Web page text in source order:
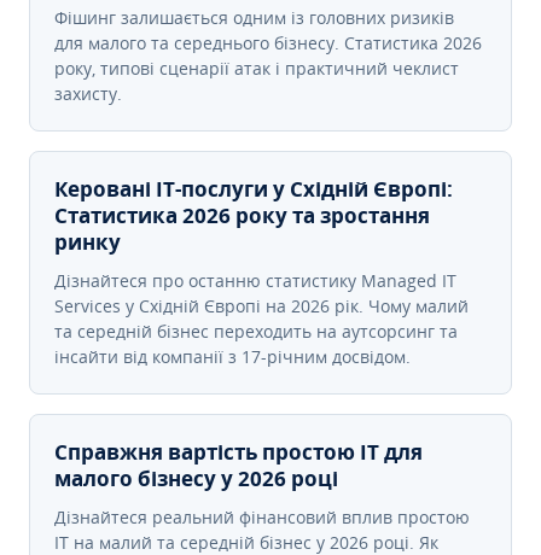
Фішинг залишається одним із головних ризиків
для малого та середнього бізнесу. Статистика 2026
року, типові сценарії атак і практичний чеклист
захисту.
Керовані ІТ-послуги у Східній Європі:
Статистика 2026 року та зростання
ринку
Дізнайтеся про останню статистику Managed IT
Services у Східній Європі на 2026 рік. Чому малий
та середній бізнес переходить на аутсорсинг та
інсайти від компанії з 17-річним досвідом.
Справжня вартість простою IT для
малого бізнесу у 2026 році
Дізнайтеся реальний фінансовий вплив простою
IT на малий та середній бізнес у 2026 році. Як